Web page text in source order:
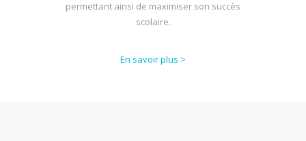
permettant ainsi de maximiser son succès
scolaire.
En savoir plus >